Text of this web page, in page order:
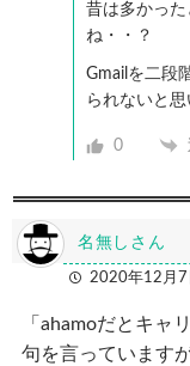
昔は多かっ
ね・・？
Gmailを二段
られないと思
0
名無しさん
2020年12月7
「 ahamoだとキャ
句を言っています